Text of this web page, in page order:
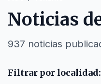
Noticias
937 noticias
Filtrar por localidad: